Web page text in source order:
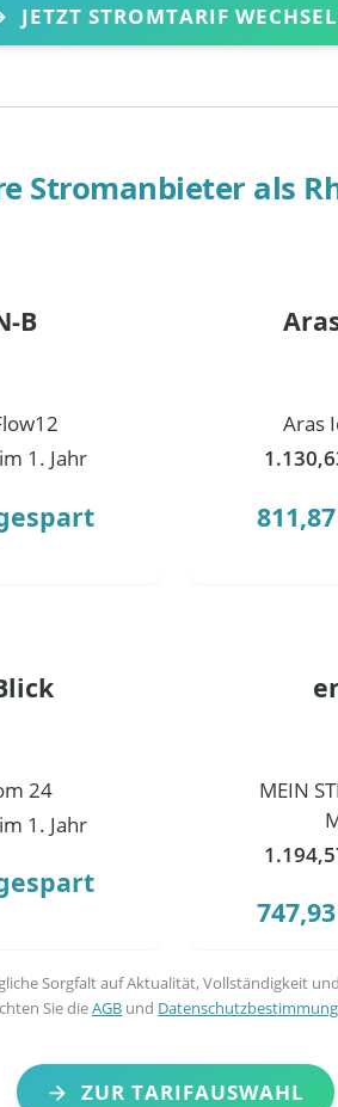
JETZT STROMTARIF
Stromanbieter als
B
im 1. Jahr
Aras
24
im 1. Jahr
MEIN
Sorgfalt auf Aktualität, Vollständigkeit
Sie dieAGB und
ZUR TARIFAUSWAHL